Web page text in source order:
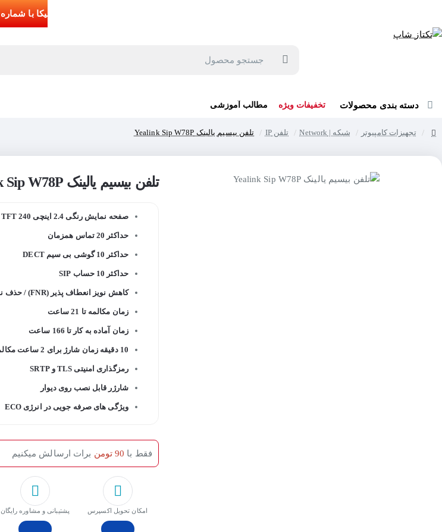
دسته بندی محصولات تخفیفات ویژه مطالب آموزشی
تجهیزات کامپیوتر شبکه | Network تلفن IP تلفن بیسیم یالینک Yealink Sip W78P
تلفن بیسیم یالینک Yealink Sip W78P
صفحه نمایش رنگی 2.4 اینچی 240 x 320 TFT با رابط کاربری بصری
حداکثر 20 تماس همزمان
حداکثر 10 گوشی بی سیم DECT
حداکثر 10 حساب SIP
کاهش نویز انعطاف پذیر (FNR) / حذف نویز
زمان مکالمه تا 21 ساعت
زمان آماده به کار تا 166 ساعت
10 دقیقه زمان شارژ برای 2 ساعت مکالمه
رمزگذاری امنیتی TLS و SRTP
شارژر قابل نصب روی دیوار
ویژگی های صرفه جویی در انرژی ECO
امکان تحویل اکسپرس پشتیبانی و مشاوره رایگان
فقط با 90 تومن برات ارسالش میکنیم